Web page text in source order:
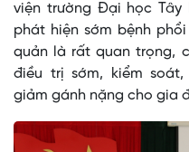
viện trường Đại học Tây
phát hiện sớm bệnh
quản là rất quan trọng,
điều trị sớm, kiểm
giảm gánh nặng cho gia